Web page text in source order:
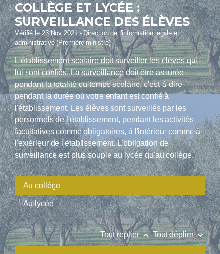
COLLÈGE ET LYCÉE :
SURVEILLANCE DES ÉLÈVES
Vérifié le 23 Nov 2021 - Direction de l'information légale et
administrative (Première ministre)
L'établissement scolaire doit surveiller les élèves qui
lui sont confiés. La surveillance doit être assurée
pendant la totalité du temps scolaire, c'est-à-dire
pendant la durée où votre enfant est confié à
l'établissement. Les élèves sont surveillés par les
personnels de l'établissement, pendant les activités
facultatives comme obligatoires, à l'intérieur comme à
l'extérieur de l'établissement. L'obligation de
surveillance est plus souple au lycée qu'au collège.
Au collège
Au lycée
Tout replierkeyboard_arrow_up Tout déplierkeyboard_arrow_down